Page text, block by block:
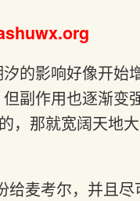
的影响好像开始
副作用也逐渐
，那就宽阔天地
麦考尔，并且尽